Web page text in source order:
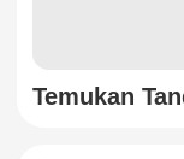
Temukan